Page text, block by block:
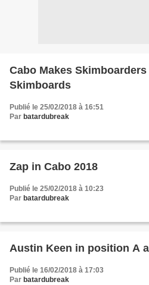
Cabo Makes
Skimboards
Publié le 25/02/2018 à 16:51
Par batardubreak
Zap in Cabo 2018
Publié le 25/02/2018 à 10:23
Par batardubreak
Austin Keen in position A
Publié le 16/02/2018 à 17:03
Par batardubreak